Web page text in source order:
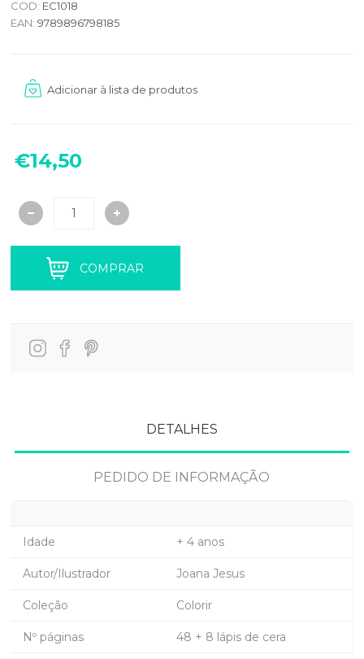
COD: EC1018
EAN: 9789896798185
€14,50
COMPRAR
DETALHES
PEDIDO DE INFORMAÇÃO
Idade + 4 anos
Autor/Ilustrador Joana Jesus
Coleção Colorir
Nº páginas 48 + 8 lápis de cera